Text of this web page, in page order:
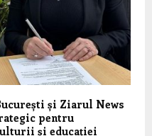
și Ziarul News
pentru
și educației